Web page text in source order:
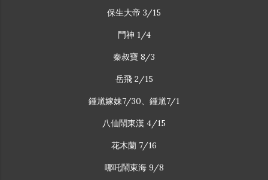
保生大帝 3/15
門神 1/4
秦叔寶 8/3
岳飛 2/15
鍾馗嫁妹7/30、鍾馗7/1
八仙鬧東漢 4/15
花木蘭 7/16
哪吒鬧東海 9/8